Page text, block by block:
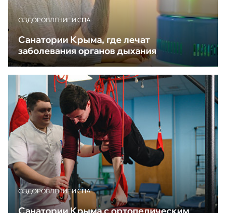
ОЗДОРОВЛЕНИЕ И СПА
Санатории Крыма, где лечат
заболевания органов дыхания
ОЗДОРОВЛЕНИЕ И СПА